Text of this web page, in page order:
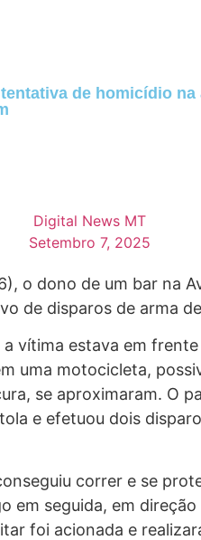
de homicídio na
Digital News MT
Setembro 7, 2025
o dono de um bar na
de disparos de arma
vítima estava em
uma motocicleta,
se aproximaram. O
e efetuou dois
correr e se
em seguida, em
foi acionada e